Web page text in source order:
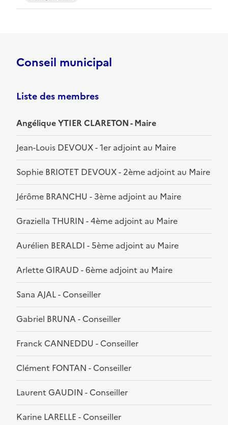
Conseil municipal
Liste des membres
Angélique YTIER CLARETON - Maire
Jean-Louis DEVOUX - 1er adjoint au Maire
Sophie BRIOTET DEVOUX - 2ème adjoint au Maire
Jérôme BRANCHU - 3ème adjoint au Maire
Graziella THURIN - 4ème adjoint au Maire
Aurélien BERALDI - 5ème adjoint au Maire
Arlette GIRAUD - 6ème adjoint au Maire
Sana AJAL - Conseiller
Gabriel BRUNA - Conseiller
Franck CANNEDDU - Conseiller
Clément FONTAN - Conseiller
Laurent GAUDIN - Conseiller
Karine LARELLE - Conseiller